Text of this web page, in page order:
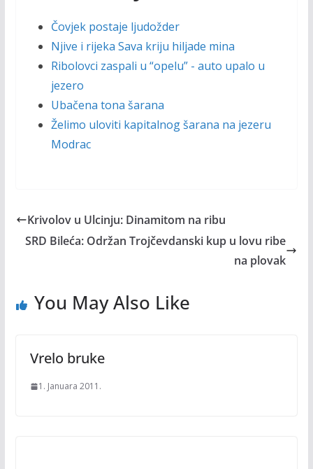
Čovjek postaje ljudožder
Njive i rijeka Sava kriju hiljade mina
Ribolovci zaspali u “opelu” - auto upalo u
jezero
Ubačena tona šarana
Želimo uloviti kapitalnog šarana na jezeru
Modrac
Krivolov u Ulcinju: Dinamitom na ribu
SRD Bileća: Održan Trojčevdanski kup u lovu ribe
na plovak
You May Also Like
Vrelo bruke
1. Januara 2011.